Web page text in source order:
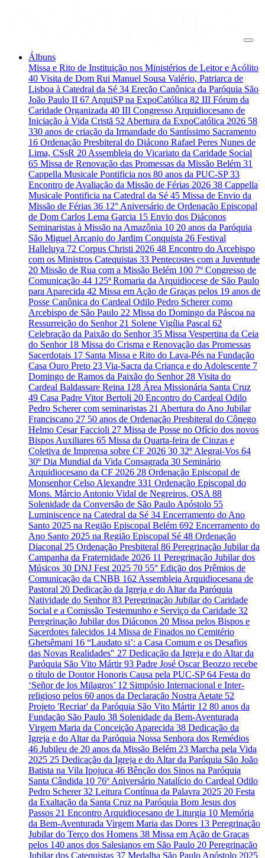
Álbuns
Missa e Rito de Instituição nos Ministérios de Leitor e Acólito
40 Visita de Dom Rui Manuel Sousa Valério, Patriarca de
Lisboa à Catedral da Sé 34 Ereção Canônica da Paróquia São
João Paulo II 67 ArquiSP na ExpoCatólica 82 III Fórum da
Caridade Organizada 40 III Congresso Arquidiocesano de
Iniciação à Vida Cristã 52 Abertura da ExpoCatólica 2026 58
330 anos de criação da Irmandade do Santíssimo Sacramento
16 Ordenação Presbiteral do Diácono Rafael Peres Nunes de
Lima, CSsR 20 Assembleia do Vicariato da Caridade Social
65 Missa de Renovação das Promessas da Missão Belém 31
Cappella Musicale Pontificia nos 80 anos da PUC-SP33
Encontro de Avaliação da Missão de Férias 2026 38 Cappella
Musicale Pontificia na Catedral da Sé 45 Missa de Envio da
Missão de Férias 36 12° Aniversário de Ordenação Episcopal
de Dom Carlos Lema Garcia 15 Envio dos Diáconos
Seminaristas à Missão na Amazônia 10 20 anos da Paróquia
São Miguel Arcanjo do Jardim Conquista 26 Festival
Halleluya 72 Corpus Christi 2026 48 Encontro do Arcebispo
com os Ministros Catequistas 33 Pentecostes com a Juventude
20 Missão de Rua com a Missão Belém 100 7º Congresso de
Comunicação 44 125ª Romaria da Arquidiocese de São Paulo
para Aparecida 42 Missa em Ação de Graças pelos 19 anos de
Posse Canônica do Cardeal Odilo Pedro Scherer como
Arcebispo de São Paulo 22 Missa do Domingo da Páscoa na
Ressurreição do Senhor 21 Solene Vigília Pascal 62
Celebração da Paixão do Senhor35 Missa Vespertina da Ceia
do Senhor 18 Missa do Crisma e Renovação das Promessas
Sacerdotais 17 Santa Missa e Rito do Lava-Pés na Fundação
Casa Ouro Preto 23 Via-Sacra da Criança e do Adolescente 7
Domingo de Ramos da Paixão do Senhor 28 Visita do
Cardeal Baldassare Reina 128 Área Missionária Santa Cruz
49 Casa Padre Vitor Bertoli 20 Encontro do Cardeal Odilo
Pedro Scherer com seminaristas 21 Abertura do Ano Jubilar
Franciscano 27 50 anos de Ordenação Presbiteral do Cônego
Helmo Cesar Faccioli 27 Missa de Posse no Ofício dos novos
Bispos Auxiliares 65 Missa da Quarta-feira de Cinzas e
Coletiva de Imprensa sobre CF 2026 30 32º Alegrai-Vos 64
30º Dia Mundial da Vida Consagrada 30 Seminário
Arquidiocesano da CF 2026 28 Ordenação Episcopal de
Monsenhor Celso Alexandre 331 Ordenação Episcopal do
Mons. Márcio Antonio Vidal de Negreiros, OSA 88
Solenidade da Conversão de São Paulo Apóstolo 55
Luminiscence na Catedral da Sé 34 Encerramento do Ano
Santo 2025 na Região Episcopal Belém 692 Encerramento do
Ano Santo 2025 na Região Episcopal Sé 48 Ordenação
Diaconal 25 Ordenação Presbiteral 86 Peregrinação Jubilar da
Campanha da Fraternidade 2026 11 Peregrinação Jubilar dos
Músicos 30 DNJ Fest 2025 70 55° Edição dos Prêmios de
Comunicação da CNBB 162 Assembleia Arquidiocesana de
Pastoral 20 Dedicação da Igreja e do Altar da Paróquia
Natividade do Senhor83 Peregrinação Jubilar do Caridade
Social e a Comissão Testemunho e Serviço da Caridade 32
Peregrinação Jubilar dos Diáconos 20 Missa pelos Bispos e
Sacerdotes falecidos 14 Missa de Finados no Cemitério
Ghetsêmani 16 “Laudato si’: a Casa Comum e os Desafios
das Novas Realidades" 27 Dedicação da Igreja e do Altar da
Paróquia São Vito Mártir93 Padre José Oscar Beozzo recebe
o título de Doutor Honoris Causa pela PUC-SP64 Festa do
‘Señor de los Milagros’ 12 Simpósio Internacional e Inter-
religioso pelos 60 anos da Declaração Nostra Aetate 52
Projeto 'Recriar' da Paróquia São Vito Mártir 12 80 anos da
Fundação São Paulo 38 Solenidade da Bem-Aventurada
Virgem Maria da Conceição Aparecida 38 Dedicação da
Igreja e do Altar da Paróquia Nossa Senhora dos Remédios
46 Jubileu de 20 anos da Missão Belém 23 Marcha pela Vida
2025 25 Dedicação da Igreja e do Altar da Paróquia São João
Batista na Vila Ipojuca 46 Bênção dos Sinos na Paróquia
Santa Cândida 10 76º Aniversário Natalício do Cardeal Odilo
Pedro Scherer32 Leitura Contínua da Palavra 2025 20 Festa
da Exaltação da Santa Cruz na Paróquia Bom Jesus dos
Passos 21 Encontro Arquidiocesano de Liturgia 10 Memória
da Bem-Aventurada Virgem Maria das Dores 13 Peregrinação
Jubilar do Terço dos Homens 38 Missa em Ação de Graças
pelos 140 anos dos Salesianos em São Paulo 20 Peregrinação
Jubilar dos Catequistas 37 Medalha São Paulo Apóstolo 2025